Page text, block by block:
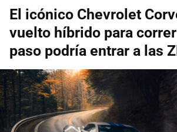
El icónico Chevrolet
vuelto híbrido para
paso podría entrar a las